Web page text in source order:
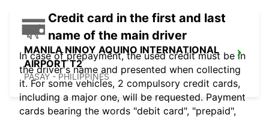
MANILA NINOY AQUINO INTERNATIONAL
AIRPORT T2
PASAY - PHILIPPINES
Credit card in the first and last
name of the main driver
In case of prepayment, the used credit must be in
the driver's name and presented when collecting
it. For some vehicles, 2 compulsory credit cards,
including a major one, will be requested. Payment
cards bearing the words "debit card", "prepaid",